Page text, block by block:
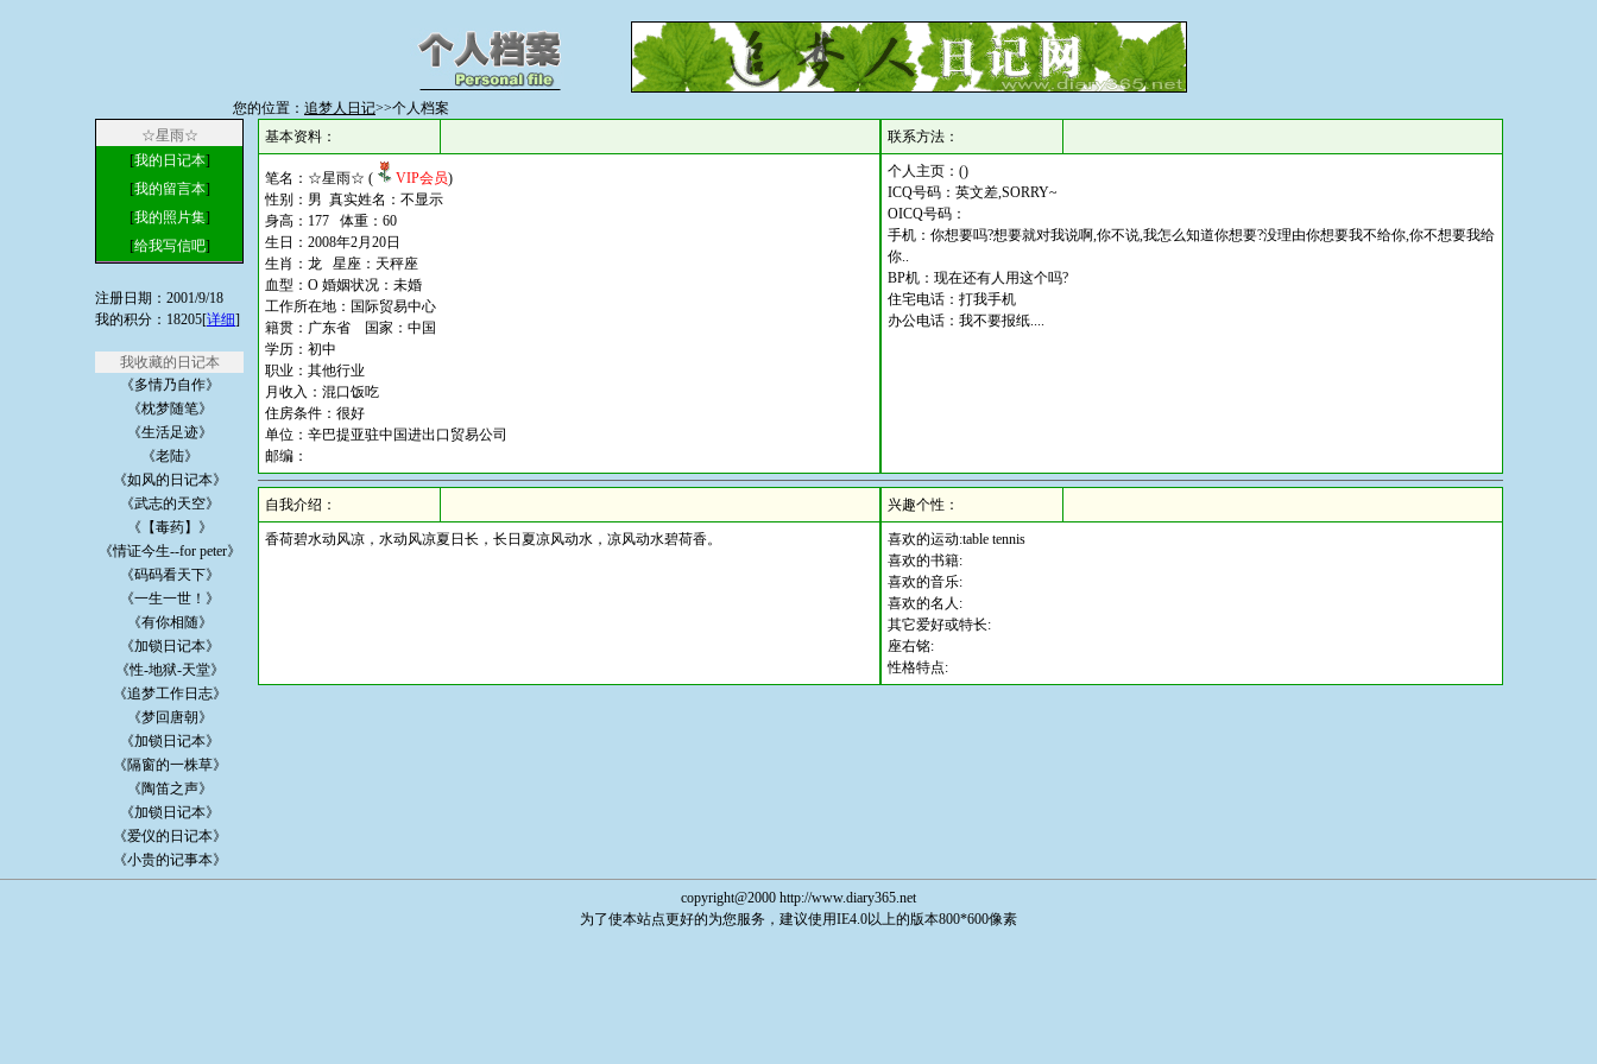
您的位置： 追梦人日记>>个人档案
☆星雨☆
[我的日记本]
[我的留言本]
[我的照片集]
[给我写信吧]
注册日期：2001/9/18
我的积分：18205[详细]
我收藏的日记本
《多情乃自作》
《枕梦随笔》
《生活足迹》
《老陆》
《如风的日记本》
《武志的天空》
《【毒药】》
《情证今生--for peter》
《码码看天下》
《一生一世！》
《有你相随》
《加锁日记本》
《性-地狱-天堂》
《追梦工作日志》
《梦回唐朝》
《加锁日记本》
《隔窗的一株草》
《陶笛之声》
《加锁日记本》
《爱仪的日记本》
《小贵的记事本》
基本资料：
笔名：☆星雨☆ ( VIP会员)
性别：男 真实姓名：不显示
身高：177 体重：60
生日：2008年2月20日
生肖：龙 星座：天秤座
血型：O 婚姻状况：未婚
工作所在地：国际贸易中心
籍贯：广东省 国家：中国
学历：初中
职业：其他行业
月收入：混口饭吃
住房条件：很好
单位：辛巴提亚驻中国进出口贸易公司
邮编：
联系方法：
个人主页：()
ICQ号码：英文差,SORRY~
OICQ号码：
手机：你想要吗?想要就对我说啊,你不说,我怎么知道你想要?没理由你想要我不给你,你不想要我给
你..
BP机：现在还有人用这个吗?
住宅电话：打我手机
办公电话：我不要报纸....
自我介绍：
香荷碧水动风凉，水动风凉夏日长，长日夏凉风动水，凉风动水碧荷香。
兴趣个性：
喜欢的运动:table tennis
喜欢的书籍:
喜欢的音乐:
喜欢的名人:
其它爱好或特长:
座右铭:
性格特点:
copyright@2000 http://www.diary365.net
为了使本站点更好的为您服务，建议使用IE4.0以上的版本800*600像素